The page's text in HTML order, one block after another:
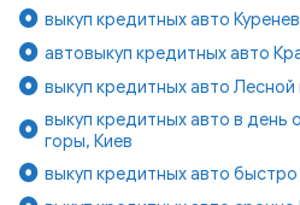
выкуп кредитных авто
автовыкуп кредитных авто
выкуп кредитных авто Лесной
выкуп кредитных авто в
горы, Киев
выкуп кредитных авто быстро